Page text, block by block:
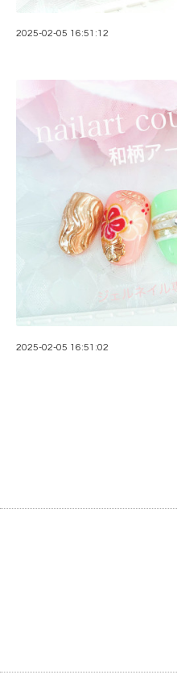
2025-02-05 16:51:12
2025-02-05 16:51:02